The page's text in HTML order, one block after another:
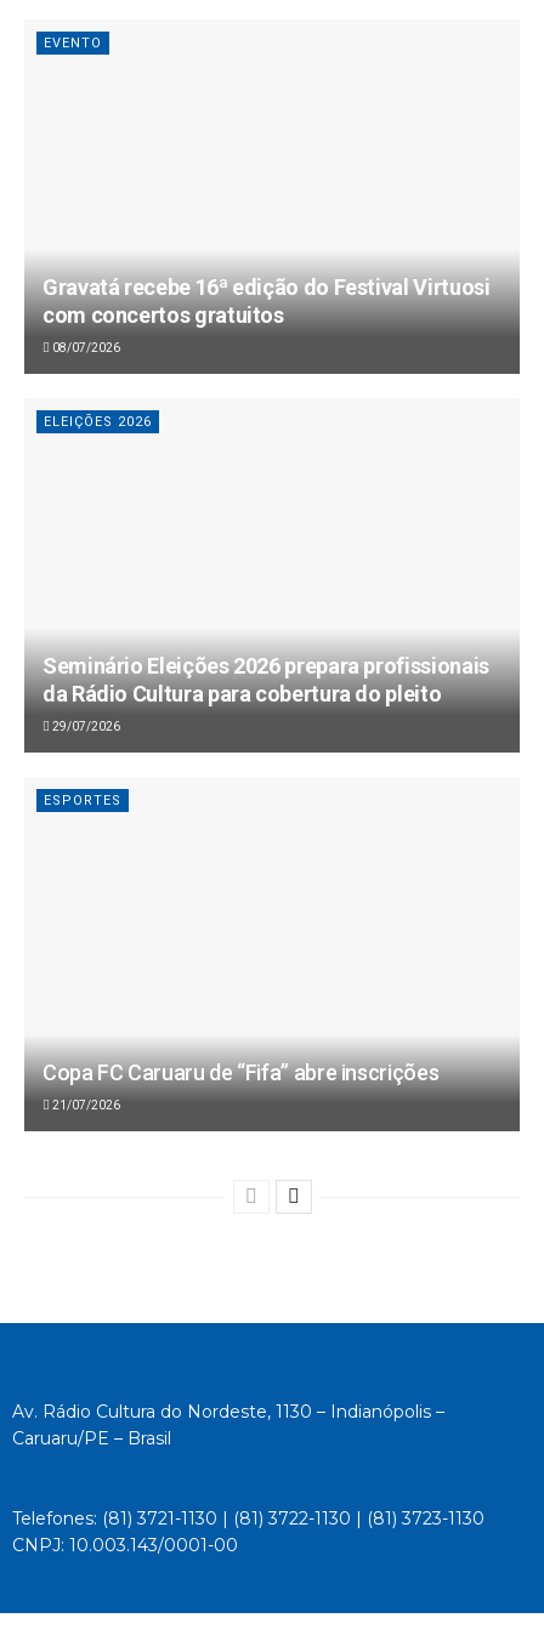
EVENTO
Gravatá recebe 16ª edição do Festival Virtuosi
com concertos gratuitos
08/07/2026
ELEIÇÕES 2026
Seminário Eleições 2026 prepara profissionais
da Rádio Cultura para cobertura do pleito
29/07/2026
ESPORTES
Copa FC Caruaru de “Fifa” abre inscrições
21/07/2026
Av. Rádio Cultura do Nordeste, 1130 – Indianópolis –
Caruaru/PE – Brasil
Telefones: (81) 3721-1130 | (81) 3722-1130 | (81) 3723-1130
CNPJ: 10.003.143/0001-00